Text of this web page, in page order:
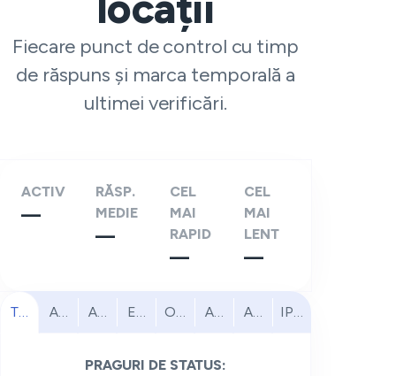
Fiecare punct de control cu timp
de răspuns și marca temporală a
ultimei verificări.
ACTIV
—
RĂSP.
MEDIE
—
CEL
MAI
RAPID
—
CEL
MAI
LENT
—
Toate America de Nord
America de Sud
EuropaOrientul Mijlociu
Africa Asia-Pacific
IPv6
PRAGURI DE STATUS: